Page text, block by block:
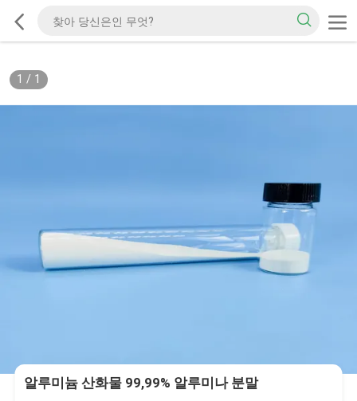
1 / 1
알루미늄 산화물 99,99% 알루미나 분말